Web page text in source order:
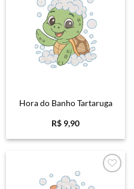
Hora do Banho Tartaruga
R$ 9,90